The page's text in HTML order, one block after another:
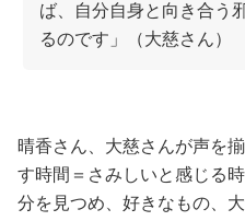
ば、自分自身と向き合う
るのです」（大慈さん）
晴香さん、大慈さんが声を
す時間＝さみしいと感じる
分を見つめ、好きなもの、